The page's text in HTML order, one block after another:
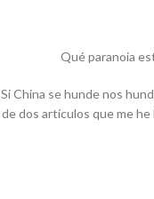
Qué paranoia
Si China se hunde nos
de dos artículos que me he